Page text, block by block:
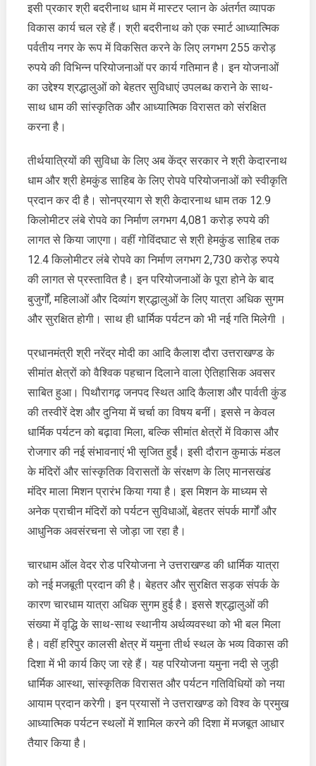
इसी प्रकार श्री बदरीनाथ धाम में मास्टर प्लान के अंतर्गत व्यापक
विकास कार्य चल रहे हैं। श्री बदरीनाथ को एक स्मार्ट आध्यात्मिक
पर्वतीय नगर के रूप में विकसित करने के लिए लगभग 255 करोड़
रुपये की विभिन्न परियोजनाओं पर कार्य गतिमान है। इन योजनाओं
का उद्देश्य श्रद्धालुओं को बेहतर सुविधाएं उपलब्ध कराने के साथ-
साथ धाम की सांस्कृतिक और आध्यात्मिक विरासत को संरक्षित
करना है।
तीर्थयात्रियों की सुविधा के लिए अब केंद्र सरकार ने श्री केदारनाथ
धाम और श्री हेमकुंड साहिब के लिए रोपवे परियोजनाओं को स्वीकृति
प्रदान कर दी है। सोनप्रयाग से श्री केदारनाथ धाम तक 12.9
किलोमीटर लंबे रोपवे का निर्माण लगभग 4,081 करोड़ रुपये की
लागत से किया जाएगा। वहीं गोविंदघाट से श्री हेमकुंड साहिब तक
12.4 किलोमीटर लंबे रोपवे का निर्माण लगभग 2,730 करोड़ रुपये
की लागत से प्रस्तावित है। इन परियोजनाओं के पूरा होने के बाद
बुजुर्गों, महिलाओं और दिव्यांग श्रद्धालुओं के लिए यात्रा अधिक सुगम
और सुरक्षित होगी। साथ ही धार्मिक पर्यटन को भी नई गति मिलेगी ।
प्रधानमंत्री श्री नरेंद्र मोदी का आदि कैलाश दौरा उत्तराखण्ड के
सीमांत क्षेत्रों को वैश्विक पहचान दिलाने वाला ऐतिहासिक अवसर
साबित हुआ। पिथौरागढ़ जनपद स्थित आदि कैलाश और पार्वती कुंड
की तस्वीरें देश और दुनिया में चर्चा का विषय बनीं। इससे न केवल
धार्मिक पर्यटन को बढ़ावा मिला, बल्कि सीमांत क्षेत्रों में विकास और
रोजगार की नई संभावनाएं भी सृजित हुईं। इसी दौरान कुमाऊं मंडल
के मंदिरों और सांस्कृतिक विरासतों के संरक्षण के लिए मानसखंड
मंदिर माला मिशन प्रारंभ किया गया है। इस मिशन के माध्यम से
अनेक प्राचीन मंदिरों को पर्यटन सुविधाओं, बेहतर संपर्क मार्गों और
आधुनिक अवसंरचना से जोड़ा जा रहा है।
चारधाम ऑल वेदर रोड परियोजना ने उत्तराखण्ड की धार्मिक यात्रा
को नई मजबूती प्रदान की है। बेहतर और सुरक्षित सड़क संपर्क के
कारण चारधाम यात्रा अधिक सुगम हुई है। इससे श्रद्धालुओं की
संख्या में वृद्धि के साथ-साथ स्थानीय अर्थव्यवस्था को भी बल मिला
है। वहीं हरिपुर कालसी क्षेत्र में यमुना तीर्थ स्थल के भव्य विकास की
दिशा में भी कार्य किए जा रहे हैं। यह परियोजना यमुना नदी से जुड़ी
धार्मिक आस्था, सांस्कृतिक विरासत और पर्यटन गतिविधियों को नया
आयाम प्रदान करेगी। इन प्रयासों ने उत्तराखण्ड को विश्व के प्रमुख
आध्यात्मिक पर्यटन स्थलों में शामिल करने की दिशा में मजबूत आधार
तैयार किया है।